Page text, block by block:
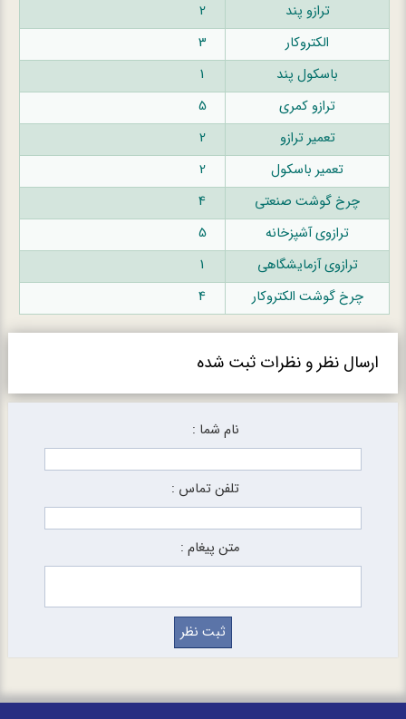
ترازو پند
2
الکتروکار
3
باسکول پند
1
ترازو کمری
5
تعمیر ترازو
2
تعمیر باسکول
2
چرخ گوشت صنعتی
4
ترازوی آشپزخانه
5
ترازوی آزمایشگاهی
1
چرخ گوشت الکتروکار
4
ارسال نظر و نظرات ثبت شده
نام شما :
تلفن تماس :
متن پیغام :